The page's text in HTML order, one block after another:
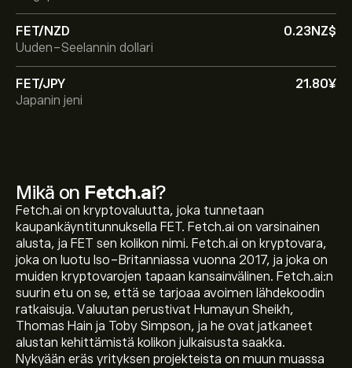
FET/NZD
0.23‎NZ$‎
Uuden-Seelannin dollari
FET/JPY
21.80‎¥‎
Japanin jeni
Mikä on Fetch.ai?
Fetch.ai on kryptovaluutta, joka tunnetaan
kaupankäyntitunnuksella FET. Fetch.ai on varsinainen
alusta, ja FET sen kolikon nimi. Fetch.ai on kryptovara,
joka on luotu Iso-Britanniassa vuonna 2017, ja joka on
muiden kryptovarojen tapaan kansainvälinen. Fetch.ai:n
suurin etu on se, että se tarjoaa avoimen lähdekoodin
ratkaisuja. Valuutan perustivat Humayun Sheikh,
Thomas Hain ja Toby Simpson, ja he ovat jatkaneet
alustan kehittämistä kolikon julkaisusta saakka.
Nykyään eräs yrityksen projekteista on muun muassa